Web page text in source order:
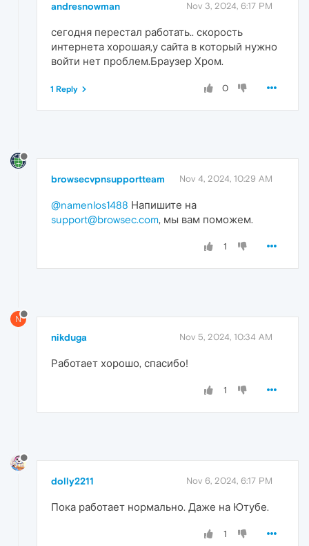
andresnowman Nov 3, 2024, 6:17 PM
сегодня перестал работать.. скорость
интернета хорошая,у сайта в который нужно
войти нет проблем.Браузер Хром.
0
1 Reply
browsecvpnsupportteam Nov 4, 2024, 10:29 AM
@namenlos1488 Напишите на
support@browsec.com, мы вам поможем.
1
N
nikduga Nov 5, 2024, 10:34 AM
Работает хорошо, спасибо!
1
dolly2211 Nov 6, 2024, 6:17 PM
Пока работает нормально. Даже на Ютубе.
1